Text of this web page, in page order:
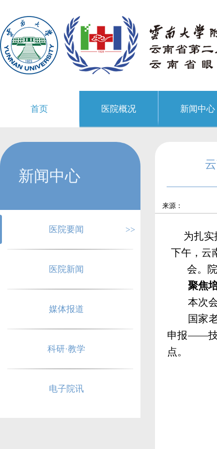
首页 医院概况 新闻中心
新闻中心
医院要闻 >>
医院新闻
媒体报道
科研·教学
电子院讯
来源：
为扎实
下午，云
会。
聚焦
本次
国家
申报——技
点。